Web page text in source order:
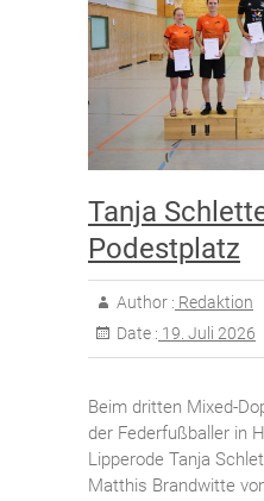
Tanja
Podestplatz
Author : Redaktion
Date : 19. Juli 2026
Beim dritten Mixed-
der Federfußballer in
Lipperode Tanja
Matthis Brandwitte